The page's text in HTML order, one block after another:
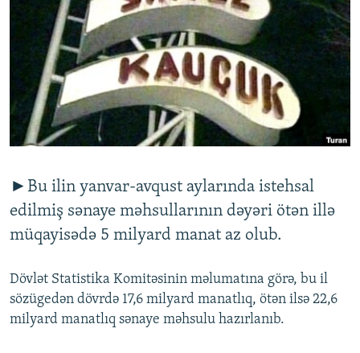
MULTIMEDIA
VIDEO
FOTOQALEREYA
İNFOQRAFIKA
KARIKATURA
RADIO ARXIV
OXU ZALI
AZƏRBAYCAN ƏDƏBIYYATI KITABXANASI
İSLAM VƏ DEMOKRATIYA
HAQQIMIZDA
MISSIYAMIZ
PEŞƏ ETIKASI VƏ JURNALISTIKA STANDARTLARIMIZ
AZADLIQRADIOSU MOBIL TELEFONUNUZDA
BIZIMLƏ ƏLAQƏ
BIZI IZLƏ
RFE/RL-in bütün saytları
►Bu ilin yanvar-avqust aylarında istehsal
edilmiş sənaye məhsullarının dəyəri ötən illə
müqayisədə 5 milyard manat az olub.
Dövlət Statistika Komitəsinin məlumatına görə, bu il
sözügedən dövrdə 17,6 milyard manatlıq, ötən ilsə 22,6
milyard manatlıq sənaye məhsulu hazırlanıb.